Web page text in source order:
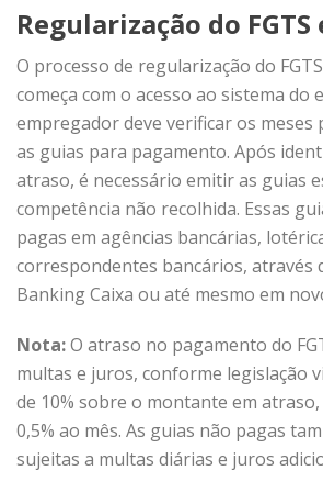
Regularização do
O processo de regularização do
começa com o acesso ao sistema do
empregador deve verificar os meses
as guias para pagamento. Após
atraso, é necessário emitir as guias
competência não recolhida. Essas
pagas em agências bancárias,
correspondentes bancários, através
Banking Caixa ou até mesmo em
Nota:O atraso no pagamento do
multas e juros, conforme legislação
de 10% sobre o montante em
0,5% ao mês. As guias não pagas
sujeitas a multas diárias e juros